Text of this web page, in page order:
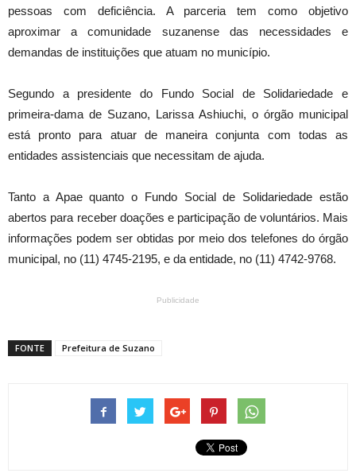
pessoas com deficiência. A parceria tem como objetivo
aproximar a comunidade suzanense das necessidades e
demandas de instituições que atuam no município.
Segundo a presidente do Fundo Social de Solidariedade e
primeira-dama de Suzano, Larissa Ashiuchi, o órgão municipal
está pronto para atuar de maneira conjunta com todas as
entidades assistenciais que necessitam de ajuda.
Tanto a Apae quanto o Fundo Social de Solidariedade estão
abertos para receber doações e participação de voluntários. Mais
informações podem ser obtidas por meio dos telefones do órgão
municipal, no (11) 4745-2195, e da entidade, no (11) 4742-9768.
Publicidade
FONTE Prefeitura de Suzano